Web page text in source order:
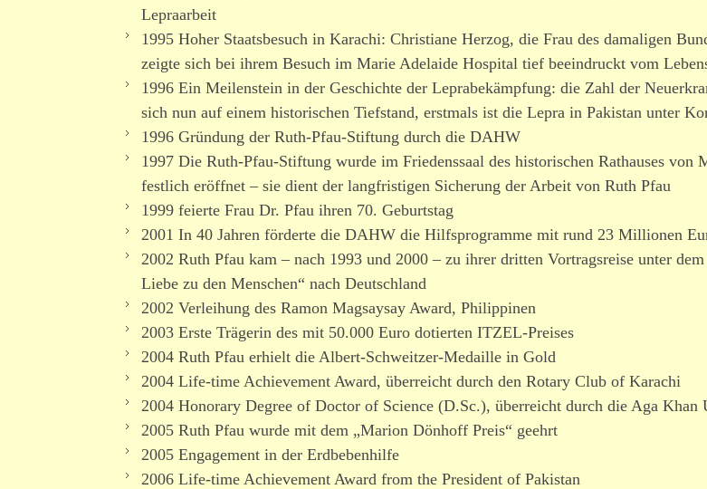
Lepraarbeit
1995 Hoher Staatsbesuch in Karachi: Christiane Herzog, die Frau des dama­ligen
zeigte sich bei ihrem Besuch im Marie Adelaide Hospital tief beein­druckt vom
1996 Ein Meilenstein in der Geschichte der Leprabekämpfung: die Zahl der
sich nun auf einem histo­ri­schen Tiefstand, erstmals ist die Lepra in Pakistan unter
1996 Gründung der Ruth-Pfau-Stiftung durch die DAHW
1997 Die Ruth-Pfau-Stiftung wurde im Friedenssaal des histo­ri­schen Rathauses von
festlich eröffnet – sie dient der lang­fris­tigen Sicherung der Arbeit von Ruth Pfau
1999 feierte Frau Dr. Pfau ihren 70. Geburtstag
2001 In 40 Jahren förderte die DAHW die Hilfsprogramme mit rund 23 Millionen
2002 Ruth Pfau kam – nach 1993 und 2000 – zu ihrer dritten Vortragsreise unter
Liebe zu den Menschen“ nach Deutschland
2002 Verleihung des Ramon Magsaysay Award, Philippinen
2003 Erste Trägerin des mit 50.000 Euro dotierten ITZEL-Preises
2004 Ruth Pfau erhielt die Albert-Schweitzer-Medaille in Gold
2004 Life-time Achievement Award, über­reicht durch den Rotary Club of Karachi
2004 Honorary Degree of Doctor of Science (D.Sc.), über­reicht durch die Aga Khan
2005 Ruth Pfau wurde mit dem „Marion Dönhoff Preis“ geehrt
2005 Engagement in der Erdbebenhilfe
2006 Life-time Achievement Award from the President of Pakistan